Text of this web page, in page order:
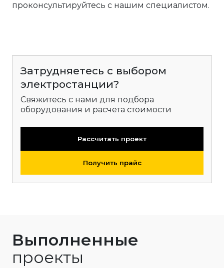
проконсультируйтесь с нашим специалистом.
Затрудняетесь с выбором
электростанции?
Свяжитесь с нами для подбора
оборудования и расчета стоимости
Рассчитать проект
Получить прайс
Выполненные
проекты